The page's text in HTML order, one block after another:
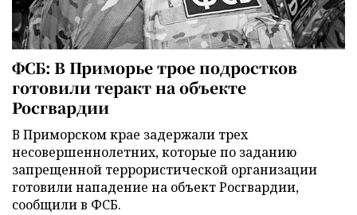
ФСБ: В Приморье трое подростков
готовили теракт на объекте
Росгвардии
В Приморском крае задержали трех
несовершеннолетних, которые по заданию
запрещенной террористической организации
готовили нападение на объект Росгвардии,
сообщили в ФСБ.